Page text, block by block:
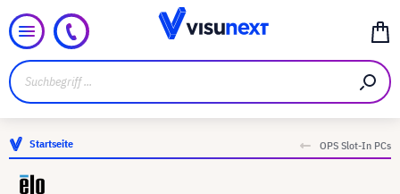
Startseite OPS Slot-In PCs